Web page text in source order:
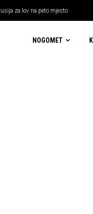
za lov na peto mjesto
NOGOMET